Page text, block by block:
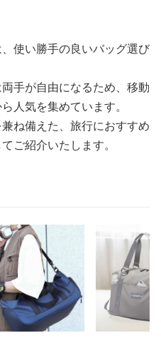
使い勝手の良いバッグ選び
手が自由になるため、移動
人気を集めています。
ね備えた、旅行におすすめ
ご紹介いたします。